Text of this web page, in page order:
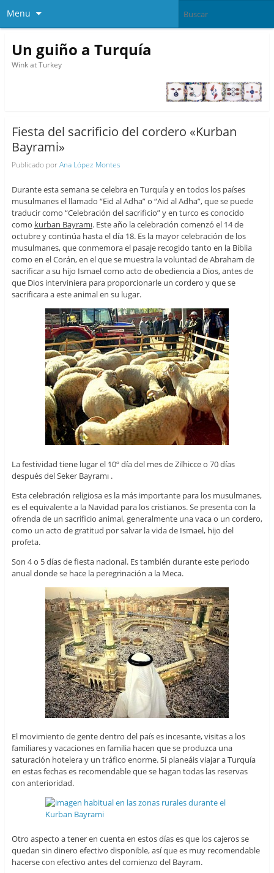
Menu
Un guiño a Turquía
Wink at Turkey
Fiesta del sacrificio del cordero «Kurban
Bayrami»
Publicado porAna López Montes
Durante esta semana se celebra en Turquía y en todos los países
musulmanes el llamado “Eid al Adha” o “Aid al Adha”, que se puede
traducir como “Celebración del sacrificio” y en turco es conocido
como kurban Bayramı. Este año la celebración comenzó el 14 de
octubre y continúa hasta el día 18. Es la mayor celebración de los
musulmanes, que conmemora el pasaje recogido tanto en la Biblia
como en el Corán, en el que se muestra la voluntad de Abraham de
sacrificar a su hijo Ismael como acto de obediencia a Dios, antes de
que Dios interviniera para proporcionarle un cordero y que se
sacrificara a este animal en su lugar.
La festividad tiene lugar el 10º día del mes de Zilhicce o 70 días
después del Seker Bayramı .
Esta celebración religiosa es la más importante para los musulmanes,
es el equivalente a la Navidad para los cristianos. Se presenta con la
ofrenda de un sacrificio animal, generalmente una vaca o un cordero,
como un acto de gratitud por salvar la vida de Ismael, hijo del
profeta.
Son 4 o 5 días de fiesta nacional. Es también durante este periodo
anual donde se hace la peregrinación a la Meca.
El movimiento de gente dentro del país es incesante, visitas a los
familiares y vacaciones en familia hacen que se produzca una
saturación hotelera y un tráfico enorme. Si planeáis viajar a Turquía
en estas fechas es recomendable que se hagan todas las reservas
con anterioridad.
Otro aspecto a tener en cuenta en estos días es que los cajeros se
quedan sin dinero efectivo disponible, así que es muy recomendable
hacerse con efectivo antes del comienzo del Bayram.